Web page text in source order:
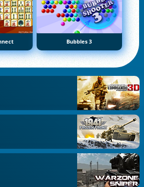
Bubbles 3